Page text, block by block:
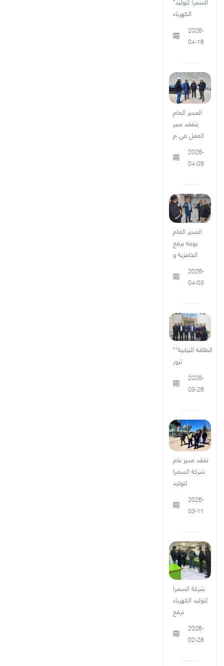
الكهرباء
2026-
04-16
المدير العام
يتفقد سير
العمل في م
2026-
04-09
المدير العام
يوجه برفع
الجاهزية و
2026-
04-03
"الطاقة النيابية"
تزور
2026-
03-26
تفقد مدير عام
شركة السمرا
لتوليد
2026-
03-11
شركة السمرا
لتوليد الكهرباء
ترفع
2026-
02-28